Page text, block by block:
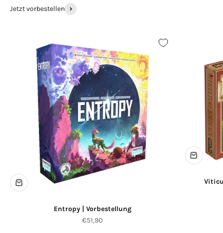
Jetzt vorbestellen
Entropy | Vorbestellung
Angebot
€51,90